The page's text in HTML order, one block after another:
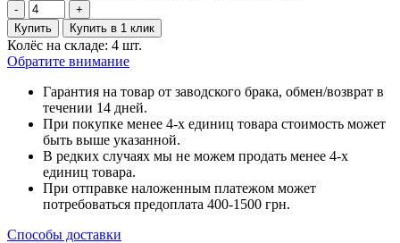
-
+
Купить
Купить в 1 клик
Колёс на складе: 4 шт.
Обратите внимание
Гарантия на товар от заводского брака, обмен/возврат в
течении 14 дней.
При покупке менее 4-х единиц товара стоимость может
быть выше указанной.
В редких случаях мы не можем продать менее 4-х
единиц товара.
При отправке наложенным платежом может
потребоваться предоплата 400-1500 грн.
Способы доставки